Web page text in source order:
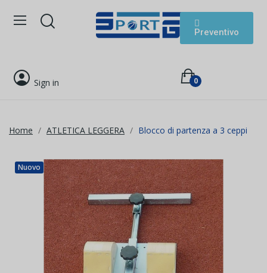
Preventivo
Sign in 0
Home ATLETICA LEGGERA Blocco di partenza a 3 ceppi
Nuovo